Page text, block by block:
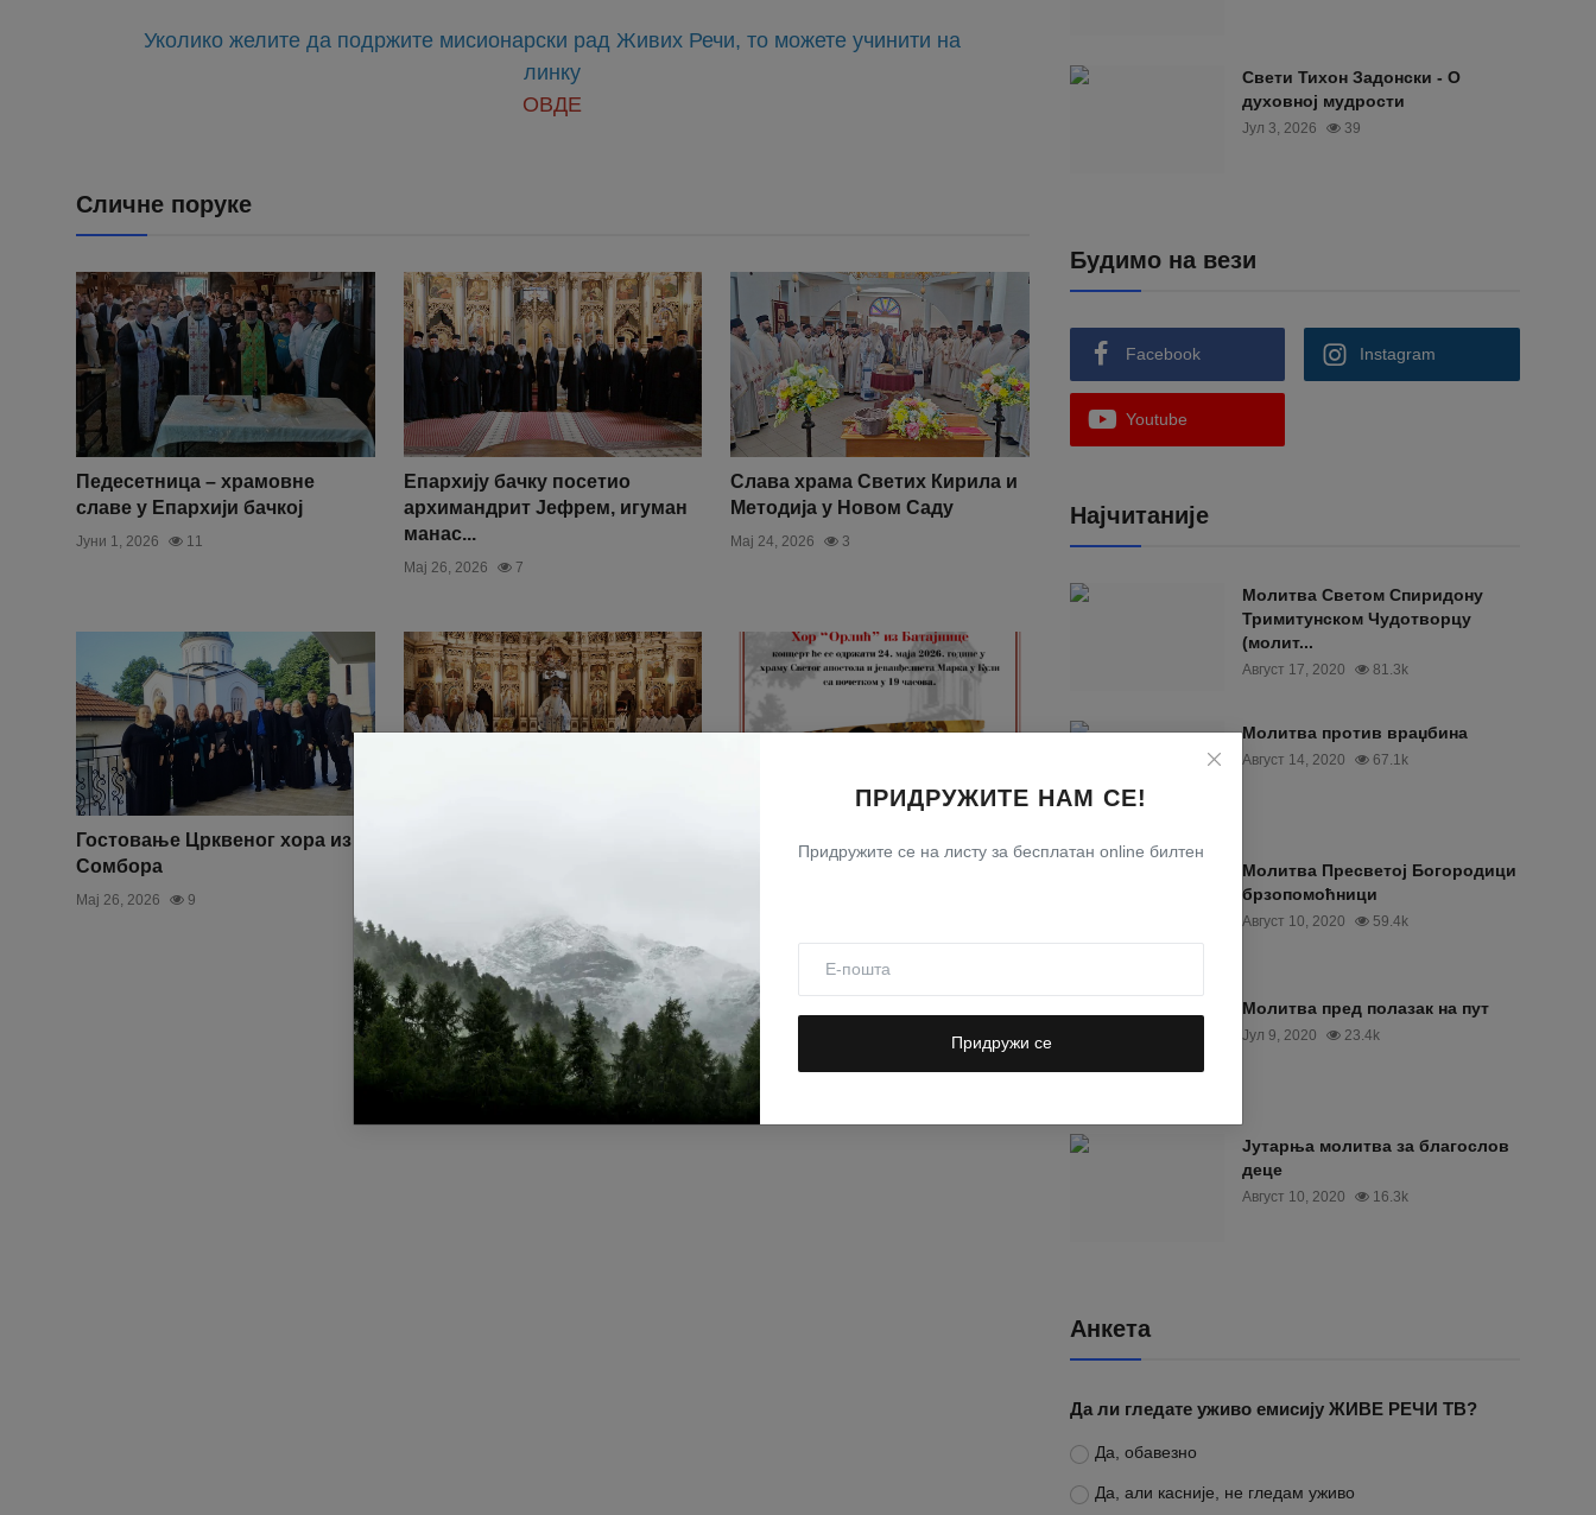
ПРИДРУЖИТЕ НАМ СЕ!
Придружите се на листу за бесплатан online билтен
Придружи се
Уколико желите да подржите мисионарски рад Живих Речи, то можете учинити на
линку
ОВДЕ
Сличне поруке
Педесетница – храмовне
славе у Епархији бачкој
Јуни 1, 2026 11
Епархију бачку посетио
архимандрит Јефрем, игуман
манас...
Мај 26, 2026 7
Слава храма Светих Кирила и
Методија у Новом Саду
Мај 24, 2026 3
Гостовање Црквеног хора из
Сомбора
Мај 26, 2026 9
Најава: Концерт у Кули
Свети Тихон Задонски - О
духовној мудрости
Јул 3, 2026 39
Будимо на вези
Facebook Instagram
Youtube
Најчитаније
Moлитва Светом Спиридону
Тримитунском Чудотворцу
(молит...
Август 17, 2020 81.3k
Молитва против враџбина
Август 14, 2020 67.1k
Молитва Пресветој Богородици
брзопомоћници
Август 10, 2020 59.4k
Молитва пред полазак на пут
Јул 9, 2020 23.4k
Јутарња молитва за благослов
деце
Август 10, 2020 16.3k
Анкета
Да ли гледате уживо емисију ЖИВЕ РЕЧИ ТВ?
Да, обавезно
Да, али касније, не гледам уживо